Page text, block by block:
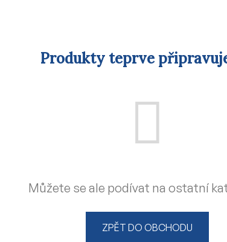
Produkty teprve
Můžete se ale podívat na ostatní
ZPĚT DO OBCHODU